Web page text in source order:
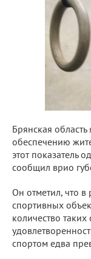
Брянская
обеспечению
этот показатель
сообщил врио
Он отметил, что
спортивных
количество
спортом едва